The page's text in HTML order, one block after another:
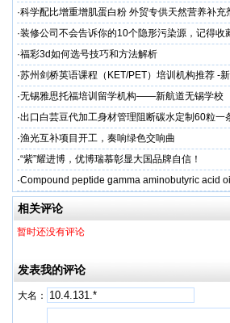
学备考之路
·科学配比增重增肌蛋白粉 外贸专供天然营养补充
源头定制
·装修公司不会告诉你的10个隐形污染源，记得收
·福彩3d如何选号技巧和方法解析
·苏州剑桥英语课程（KET/PET）培训机构推荐 -
州学校
·无锡雅思托福培训留学机构——新航道无锡学校
·出口白芸豆代加工身材管理阻断碳水定制60粒一
贴牌
·渔光互补项目开工，奏响绿色交响曲
·“紫”耀进博，优博瑞慕彰显大国品牌自信！
·Compound peptide gamma aminobutyric acid
相关评论
暂时还没有评论
发表我的评论
大名：